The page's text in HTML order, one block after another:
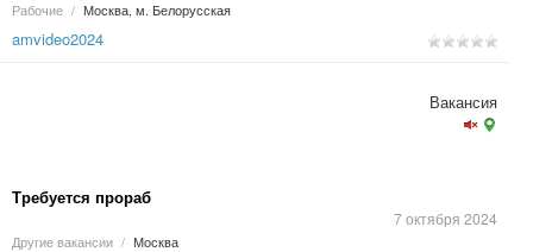
Рабочие / Москва, м. Белорусская
amvideo2024
Требуется прораб
7 октября 2024
Другие вакансии / Москва
Вакансия